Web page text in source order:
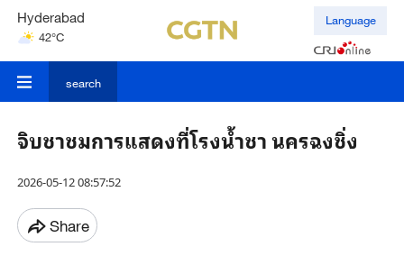
Hyderabad
42°C
Mumbai
Language
search
จิบชาชมการแสดงที่โรงน้ำชา นครฉงชิ่ง
2026-05-12 08:57:52
Share